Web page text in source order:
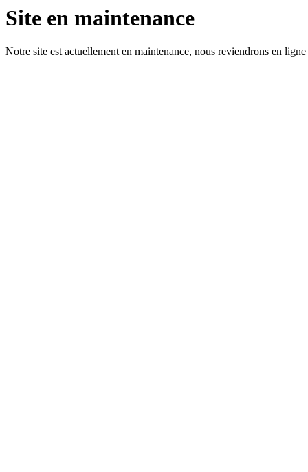
Site en maintenance
Notre site est actuellement en maintenance, nous reviendrons en